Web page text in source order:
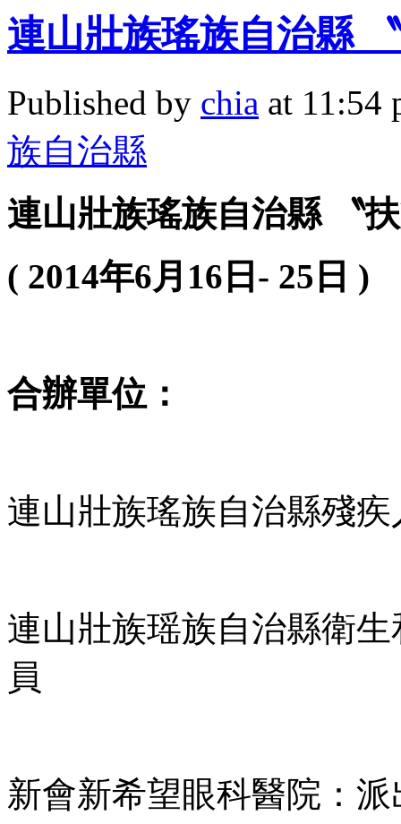
連山壯族瑤族自治縣
Published by chia at 11:54
族自治縣
連山壯族瑤族自治縣
〝
( 2014年6月 16 日 - 25 日 )
合辦單位 ：
連山壯族瑤族自治縣殘
連山壯族瑶族自治縣衛
員
新會新希望眼科醫院：